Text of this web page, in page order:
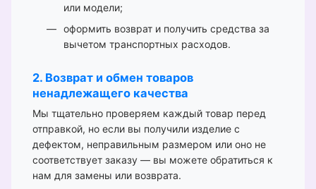
или модели;
оформить возврат и получить средства за
вычетом транспортных расходов.
2. Возврат и обмен товаров
ненадлежащего качества
Мы тщательно проверяем каждый товар перед
отправкой, но если вы получили изделие с
дефектом, неправильным размером или оно не
соответствует заказу — вы можете обратиться к
нам для замены или возврата.